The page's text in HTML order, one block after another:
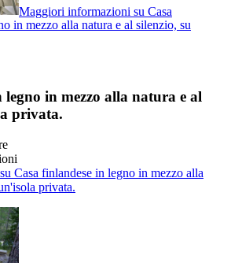
Maggiori informazioni su Casa
in mezzo alla natura e al silenzio, su
legno in mezzo alla natura e al
privata.
Casa finlandese in legno in mezzo alla
privata.